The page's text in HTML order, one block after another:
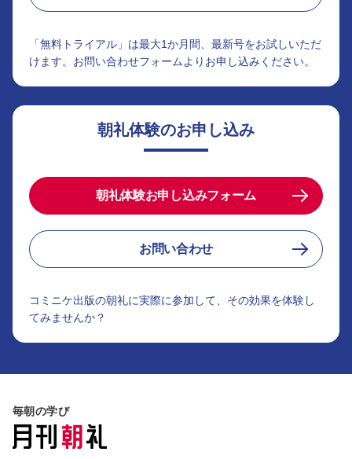
「無料トライアル」は最大1か月間、最新号をお試しいただ
けます。お問い合わせフォームよりお申し込みください。
朝礼体験のお申し込み
朝礼体験お申し込みフォーム
お問い合わせ
コミニケ出版の朝礼に実際に参加して、その効果を体験し
てみませんか？
毎朝の学び